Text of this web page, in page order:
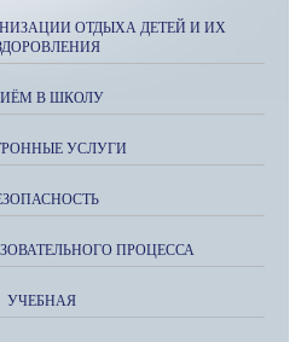
ОТДЫХА ДЕТЕЙ И ИХ
В ШКОЛУ
УСЛУГИ
ПРОЦЕССА
УЧЕБНАЯ